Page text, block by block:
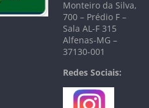
Monteiro da Silva,
700 – Prédio F –
Sala AL-F 315
Alfenas-MG –
37130-001
Redes Sociais: